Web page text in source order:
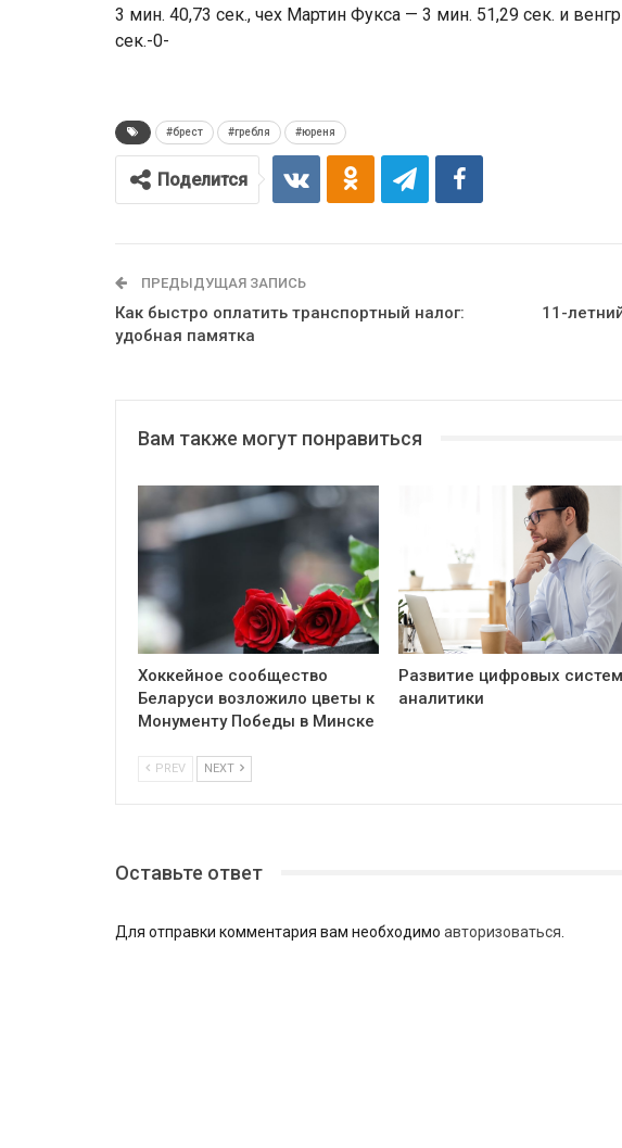
3 мин. 40,73 сек., чех Мартин Фукса — 3 мин. 51,29 сек. и
сек.-0-
#брест #гребля #юреня
Поделится
ПРЕДЫДУЩАЯ ЗАПИСЬ
Как быстро оплатить транспортный налог:
удобная памятка
11-
Вам также могут понравиться
Хоккейное сообщество
Беларуси возложило цветы к
Монументу Победы в Минске
Развитие цифровых систем
аналитики
PREV NEXT
Оставьте ответ
Для отправки комментария вам необходимо авторизоваться